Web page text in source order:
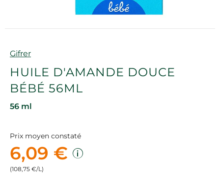
Marque
Gifrer
HUILE D'AMANDE DOUCE
BÉBÉ 56ML
56 ml
Prix moyen constaté
6,09 €
(108,75 €/L)